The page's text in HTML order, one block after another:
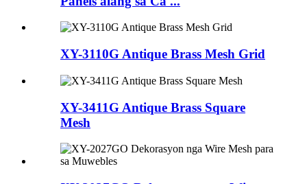
XY-3110G Antique Brass Mesh Grid
XY-3411G Antique Brass Square
Mesh